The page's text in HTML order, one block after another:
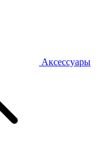
Аксессуары